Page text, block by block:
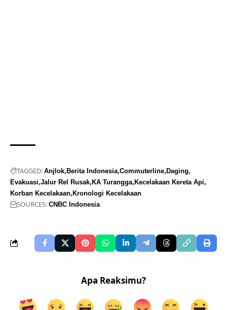
TAGGED: Anjlok Berita Indonesia Commuterline Daging
Evakuasi Jalur Rel Rusak KA Turangga Kecelakaan Kereta Api
Korban Kecelakaan Kronologi Kecelakaan
SOURCES: CNBC Indonesia
Apa Reaksimu?